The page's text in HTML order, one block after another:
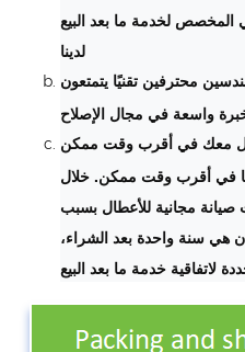
المخصص لخدمة ما بعد البيع
لدينا
محترفين تقنيًا يتمتعون
واسعة في مجال الإصلاح
معك في أقرب وقت ممكن
في أقرب وقت ممكن. خلال
مجانية للأعطال بسبب
هي سنة واحدة بعد الشراء،